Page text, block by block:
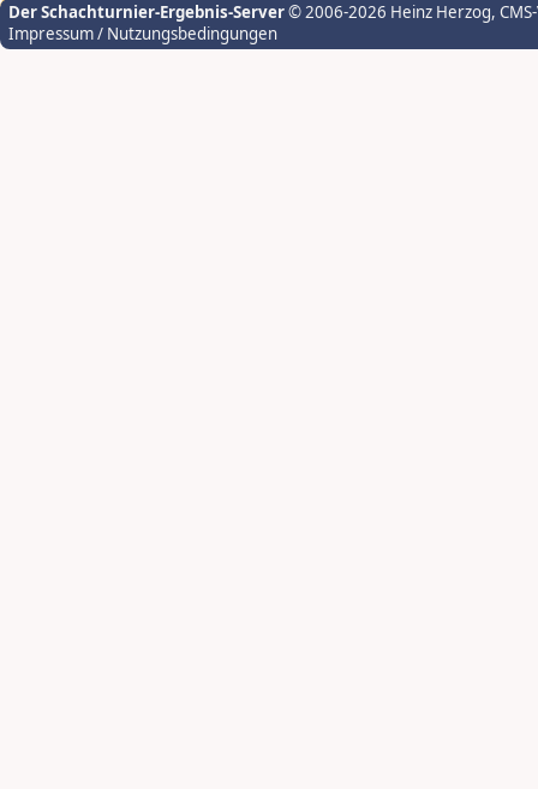
Der Schachturnier-Ergebnis-Server© 2006-2026 Heinz Herzog,
Impressum / Nutzungsbedingungen